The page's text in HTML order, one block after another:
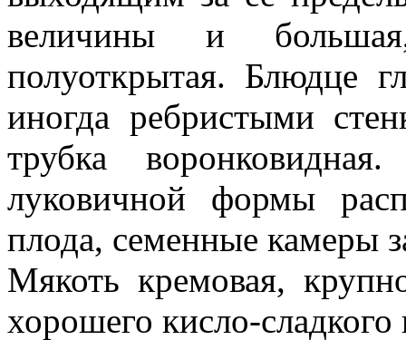
величины и
полуоткрытая. Блюдце
иногда ребристыми
трубка
луковичной формы
плода, семенные камеры
Мякоть кремовая,
хорошего кисло-сладкого